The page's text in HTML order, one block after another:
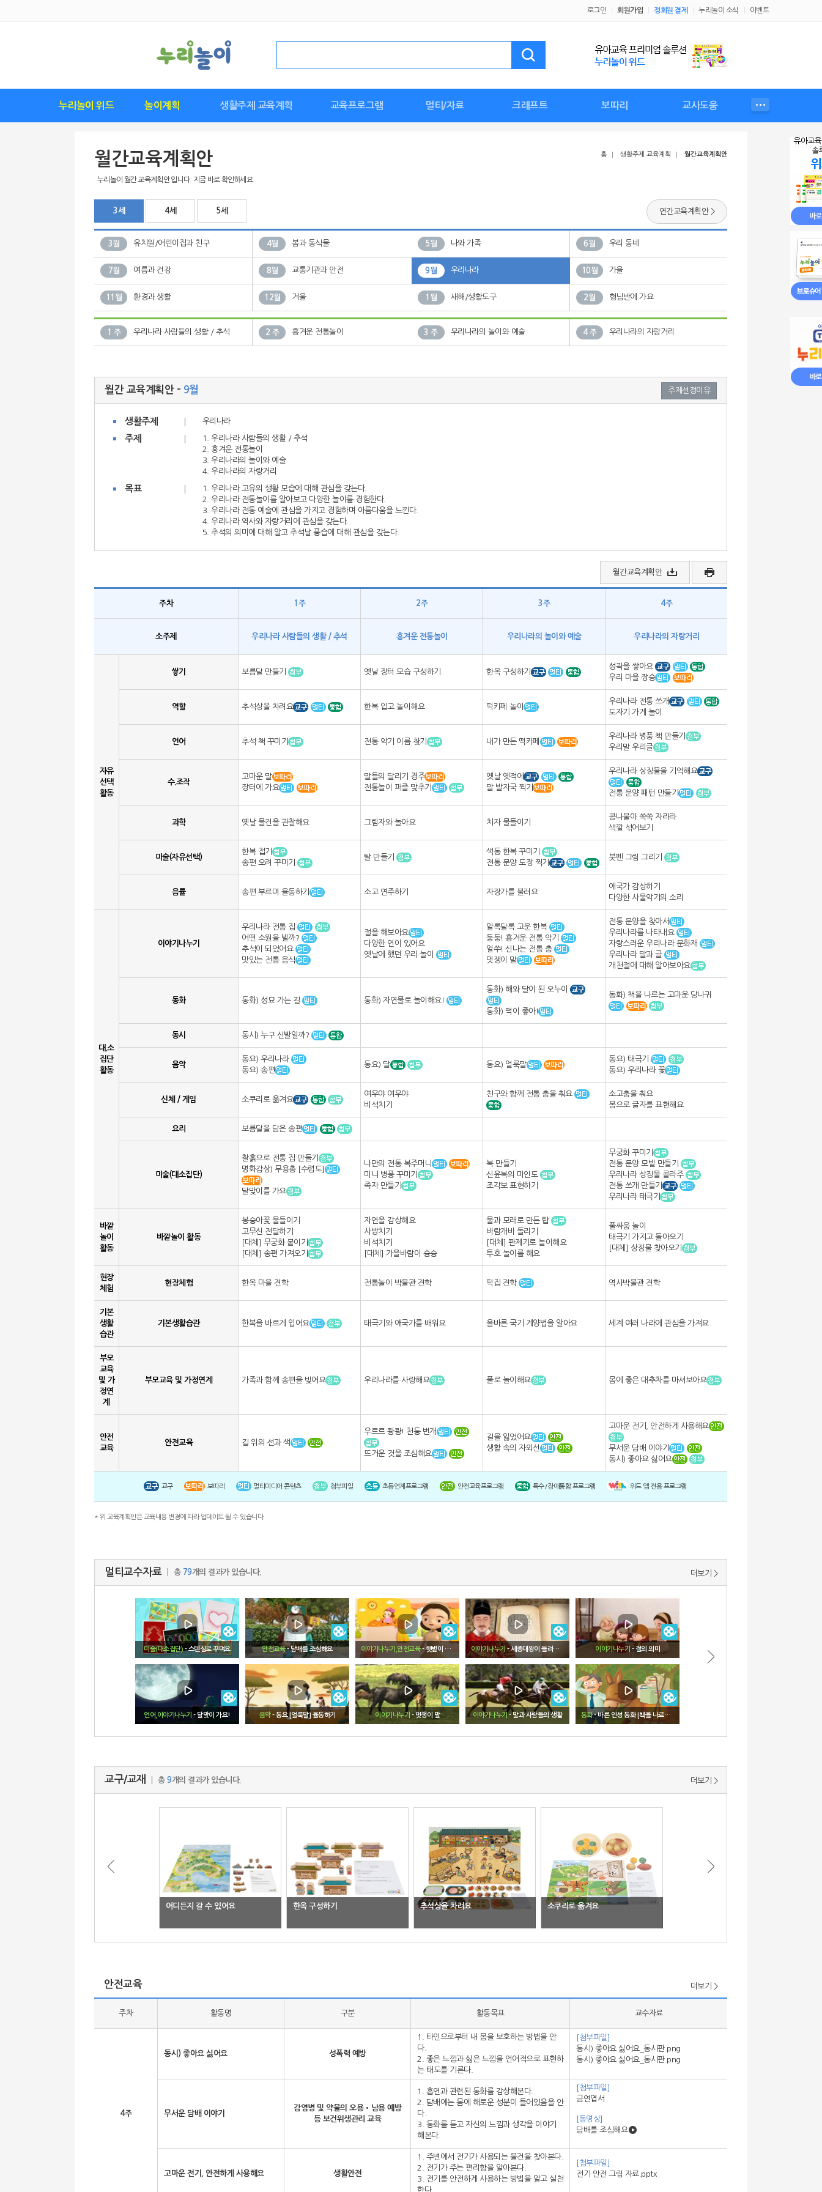
로그인 회원가입 정회원 결제 누리놀이 소식 이벤트
누리놀이 위드 놀이계획 생활주제 교육계획 교육프로그램 멀티/자료 크래프트 보따리 교사도움
월간교육계획안
누리놀이 월간 교육계획안 입니다. 지금 바로 확인하세요.
홈 생활주제 교육계획 월간교육계획안
3세 4세 5세 연간교육계획안 >
3월 유치원/어린이집과 친구 4월 봄과 동식물 5월 나와 가족 6월 우리 동네
7월 여름과 건강 8월 교통기관과 안전 9월 우리나라 10월 가을
11월 환경과 생활 12월 겨울 1월 새해/생활도구 2월 형님반에 가요
1 주 우리나라 사람들의 생활 / 추석 2 주 흥겨운 전통놀이 3 주 우리나라의 놀이와 예술 4 주 우리나라의 자랑거리
월간 교육계획안 - 9월 주제선정이유
생활주제 우리나라
주제
1. 우리나라 사람들의 생활 / 추석
2. 흥겨운 전통놀이
3. 우리나라의 놀이와 예술
4. 우리나라의 자랑거리
목표
1. 우리나라 고유의 생활 모습에 대해 관심을 갖는다.
2. 우리나라 전통놀이를 알아보고 다양한 놀이를 경험한다.
3. 우리나라 전통 예술에 관심을 가지고 경험하며 아름다움을 느낀다.
4. 우리나라 역사와 자랑거리에 관심을 갖는다.
5. 추석의 의미에 대해 알고 추석날 풍습에 대해 관심을 갖는다.
월간교육계획안
주차 1주 2주 3주 4주
소주제 우리나라 사람들의 생활 / 추석 흥겨운 전통놀이 우리나라의 놀이와 예술 우리나라의 자랑거리
자유
선택
활동
쌓기 보름달 만들기 옛날 장터 모습 구성하기 한옥 구성하기
성곽을 쌓아요
우리 마을 장승
역할 추석상을 차려요 한복 입고 놀이해요 떡카페 놀이
우리나라 전통 쓰개
도자기 가게 놀이
언어 추석 책 꾸미기 전통 악기 이름 찾기 내가 만든 떡카페
우리나라 병풍 책 만들기
우리말 우리글
수.조작
고마운 말
장터에 가요
말들의 달리기 경주
전통놀이 퍼즐 맞추기
옛날 옛적에
말 발자국 찍기
우리나라 상징물을 기억해요
전통 문양 패턴 만들기
과학 옛날 물건을 관찰해요 그림자와 놀아요 치자 물들이기
콩나물아 쑥쑥 자라라
색깔 섞어보기
미술(자유선택)
한복 접기
송편 오려 꾸미기
탈 만들기
색동 한복 꾸미기
전통 문양 도장 찍기
붓펜 그림 그리기
음률 송편 부르며 율동하기 소고 연주하기 자장가를 불러요
애국가 감상하기
다양한 사물악기의 소리
대.소
집단
활동
이야기나누기
우리나라 전통 집
어떤 소원을 빌까?
추석이 되었어요
맛있는 전통 음식
절을 해보아요
다양한 연이 있어요
옛날에 했던 우리 놀이
알록달록 고운 한복
둥둥! 흥겨운 전통 악기
얼쑤! 신나는 전통 춤
멋쟁이 말
전통 문양을 찾아서
우리나라를 나타내요
자랑스러운 우리나라 문화재
우리나라 말과 글
개천절에 대해 알아보아요
동화 동화) 성묘 가는 길 동화) 자연물로 놀이해요!
동화) 해와 달이 된 오누이
동화) 떡이 좋아!
동화) 책을 나르는 고마운 당나귀
동시 동시) 누구 신발일까?
음악
동요) 우리나라
동요) 송편
동요) 달 동요) 얼룩말
동요) 태극기
동요) 우리나라 꽃
신체 / 게임 소쿠리로 옮겨요
여우야 여우야
비석치기
친구와 함께 전통 춤을 춰요
소고춤을 춰요
몸으로 글자를 표현해요
요리 보름달을 담은 송편
미술(대소집단)
찰흙으로 전통 집 만들기
명화감상) 무용총 [수렵도]
달맞이를 가요
나만의 전통 복주머니
미니 병풍 꾸미기
족자 만들기
북 만들기
신윤복의 미인도
조각보 표현하기
무궁화 꾸미기
전통 문양 모빌 만들기
우리나라 상징물 콜라주
전통 쓰개 만들기
우리나라 태극기
바깥
놀이
활동
바깥놀이 활동
봉숭아꽃 물들이기
고무신 전달하기
[대체] 무궁화 붙이기
[대체] 송편 가져오기
자연을 감상해요
사방치기
비석치기
[대체] 가을바람이 슝슝
물과 모래로 만든 탑
바람개비 돌리기
[대체] 판제기로 놀이해요
투호 놀이를 해요
풀싸움 놀이
태극기 가지고 돌아오기
[대체] 상징물 찾아오기
현장
체험
현장체험 한옥 마을 견학 전통놀이 박물관 견학 떡집 견학 역사박물관 견학
기본
생활
습관
기본생활습관 한복을 바르게 입어요 태극기와 애국가를 배워요 올바른 국기 게양법을 알아요 세계 여러 나라에 관심을 가져요
부모
교육
및 가
정연
계
부모교육 및 가정연계 가족과 함께 송편을 빚어요 우리나라를 사랑해요 풀로 놀이해요 몸에 좋은 대추차를 마셔보아요
안전
교육
안전교육 길 위의 선과 색
우르르 쾅쾅! 천둥 번개
뜨거운 것을 조심해요
길을 잃었어요
생활 속의 자외선
고마운 전기, 안전하게 사용해요
무서운 담배 이야기
동시) 좋아요 싫어요
교구 보따리 멀티미디어 콘텐츠 첨부파일 초등연계프로그램 안전교육프로그램 특수/장애통합 프로그램 위드 앱 전용 프로그램
* 위 교육계획안은 교육내용 변경에 따라 업데이트 될 수 있습니다.
멀티교수자료 총 79개의 결과가 있습니다.
미술(대소집단)- 스텐실로 꾸며요 안전교육- 담배를 조심해요 이야기나누기,안전교육- 햇볕이 뜨거워요 이야기나누기 - 세종대왕이 들려주는 한글 이야기 이야기나누기 - 절의 의미
언어,이야기나누기 - 달맞이 가요! 음악- 동요 [얼룩말] 율동하기 이야기나누기 - 멋쟁이 말 이야기나누기- 말과 사람들의 생활 동화- 바른 인성 동화 [책을 나르는 고마운 당나귀]
더보기 >
교구/교재 총 9개의 결과가 있습니다.
어디든지 갈 수 있어요 한옥 구성하기 추석상을 차려요 소쿠리로 옮겨요
더보기 >
안전교육
주차 활동명 구분 활동목표 교수자료
4주
동시) 좋아요 싫어요 성폭력 예방
1. 타인으로부터 내 몸을 보호하는 방법을 안
다.
2. 좋은 느낌과 싫은 느낌을 언어적으로 표현하
는 태도를 기른다.
[첨부파일]
동시) 좋아요 싫어요_동시판.png
동시) 좋아요 싫어요_동시판.png
무서운 담배 이야기
감염병 및 약물의 오용•남용 예방
등 보건위생관리 교육
1. 흡연과 관련된 동화를 감상해본다.
2. 담배에는 몸에 해로운 성분이 들어있음을 안
다.
3. 동화를 듣고 자신의 느낌과 생각을 이야기
해본다.
[첨부파일]
금연엽서
[동영상]
담배를 조심해요
고마운 전기, 안전하게 사용해요 생활안전
1. 주변에서 전기가 사용되는 물건을 찾아본다.
2. 전기가 주는 편리함을 알아본다.
3. 전기를 안전하게 사용하는 방법을 알고 실천
한다.
[첨부파일]
전기 안전 그림 자료.pptx
더보기 >